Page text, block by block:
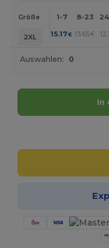
Größe 1-7 8-23
2XL 15.17€ 13.65€
Auswahlen: 0
In